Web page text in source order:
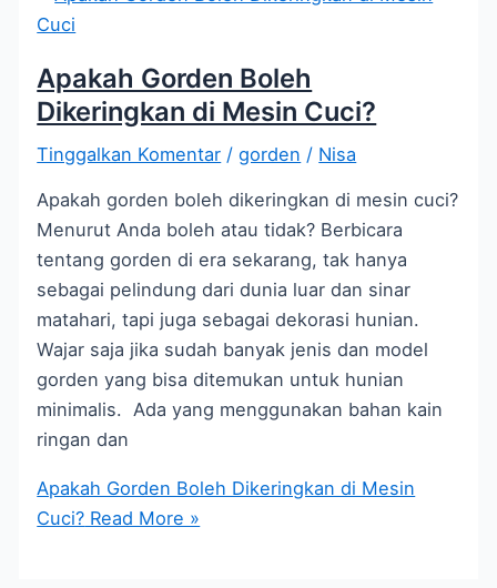
Apakah Gorden Boleh
Dikeringkan di Mesin Cuci?
Tinggalkan Komentar /gorden / Nisa
Apakah gorden boleh dikeringkan di mesin cuci?
Menurut Anda boleh atau tidak? Berbicara
tentang gorden di era sekarang, tak hanya
sebagai pelindung dari dunia luar dan sinar
matahari, tapi juga sebagai dekorasi hunian.
Wajar saja jika sudah banyak jenis dan model
gorden yang bisa ditemukan untuk hunian
minimalis. Ada yang menggunakan bahan kain
ringan dan
Apakah Gorden Boleh Dikeringkan di Mesin
Cuci? Read More »